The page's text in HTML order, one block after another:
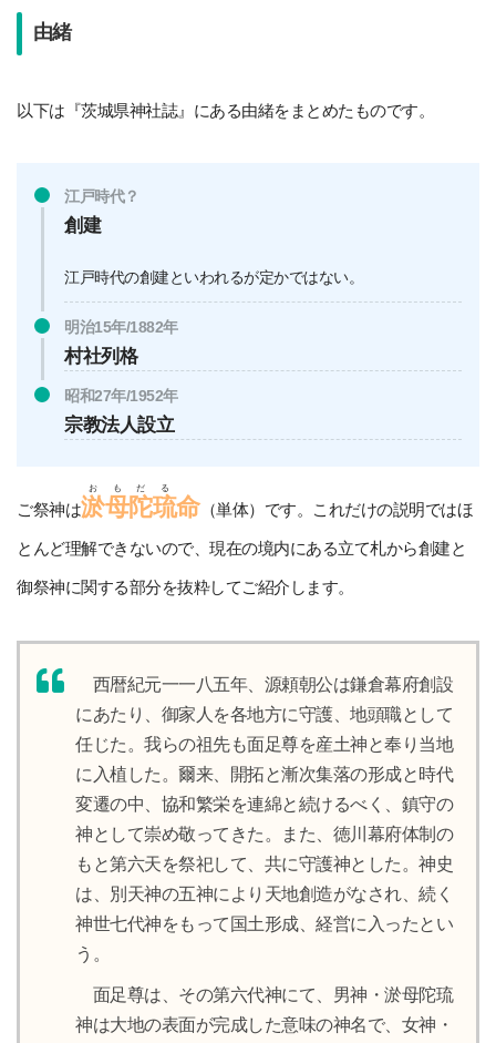
由緒
以下は『茨城県神社誌』にある由緒をまとめたものです。
江戸時代？
創建
江戸時代の創建といわれるが定かではない。
明治15年/1882年
村社列格
昭和27年/1952年
宗教法人設立
ご祭神は淤母陀琉
おもだる
命（単体）です。これだけの説明ではほ
とんど理解できないので、現在の境内にある立て札から創建と
御祭神に関する部分を抜粋してご紹介します。
西暦紀元一一八五年、源頼朝公は鎌倉幕府創設
にあたり、御家人を各地方に守護、地頭職として
任じた。我らの祖先も面足尊を産土神と奉り当地
に入植した。爾来、開拓と漸次集落の形成と時代
変遷の中、協和繁栄を連綿と続けるべく、鎮守の
神として崇め敬ってきた。また、徳川幕府体制の
もと第六天を祭祀して、共に守護神とした。神史
は、別天神の五神により天地創造がなされ、続く
神世七代神をもって国土形成、経営に入ったとい
う。
面足尊は、その第六代神にて、男神・淤母陀琉
神は大地の表面が完成した意味の神名で、女神・